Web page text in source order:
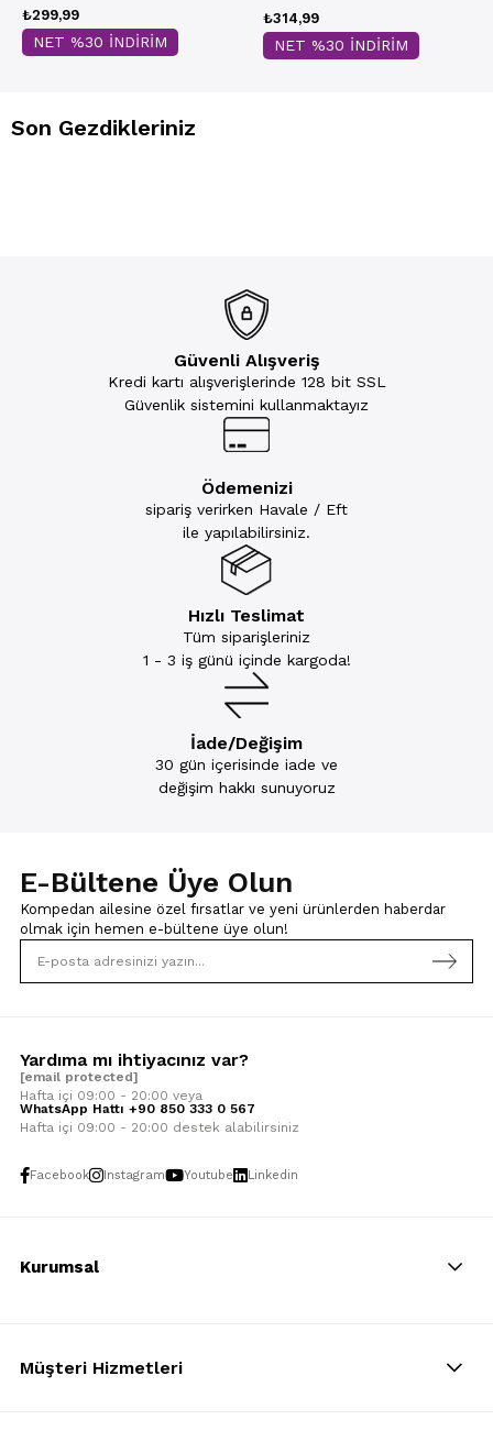
₺299,99
NET %30 İNDİRİM
₺314,99
NET %30 İNDİRİM
Son Gezdikleriniz
Güvenli Alışveriş
Kredi kartı alışverişlerinde 128 bit SSL
Güvenlik sistemini kullanmaktayız
Ödemenizi
sipariş verirken Havale / Eft
ile yapılabilirsiniz.
Hızlı Teslimat
Tüm siparişleriniz
1 - 3 iş günü içinde kargoda!
İade/Değişim
30 gün içerisinde iade ve
değişim hakkı sunuyoruz
E-Bültene Üye Olun
Kompedan ailesine özel fırsatlar ve yeni ürünlerden haberdar
olmak için hemen e-bültene üye olun!
Yardıma mı ihtiyacınız var?
[email protected]
Hafta içi 09:00 - 20:00 veya
WhatsApp Hattı +90 850 333 0 567
Hafta içi 09:00 - 20:00 destek alabilirsiniz
Facebook Instagram Youtube Linkedin
Kurumsal
Müşteri Hizmetleri